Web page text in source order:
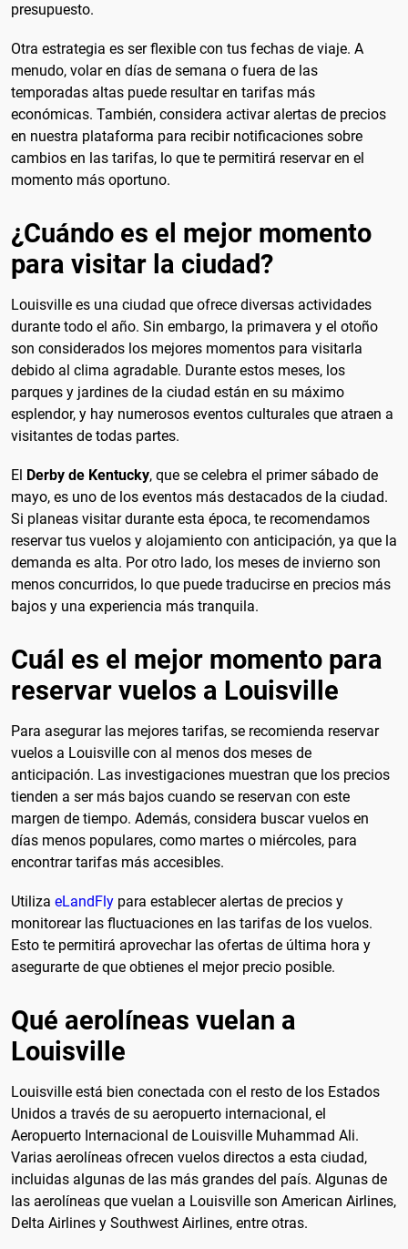
presupuesto.
Otra estrategia es ser flexible con tus fechas de viaje. A
menudo, volar en días de semana o fuera de las
temporadas altas puede resultar en tarifas más
económicas. También, considera activar alertas de precios
en nuestra plataforma para recibir notificaciones sobre
cambios en las tarifas, lo que te permitirá reservar en el
momento más oportuno.
¿Cuándo es el mejor momento
para visitar la ciudad?
Louisville es una ciudad que ofrece diversas actividades
durante todo el año. Sin embargo, la primavera y el otoño
son considerados los mejores momentos para visitarla
debido al clima agradable. Durante estos meses, los
parques y jardines de la ciudad están en su máximo
esplendor, y hay numerosos eventos culturales que atraen a
visitantes de todas partes.
El Derby de Kentucky, que se celebra el primer sábado de
mayo, es uno de los eventos más destacados de la ciudad.
Si planeas visitar durante esta época, te recomendamos
reservar tus vuelos y alojamiento con anticipación, ya que la
demanda es alta. Por otro lado, los meses de invierno son
menos concurridos, lo que puede traducirse en precios más
bajos y una experiencia más tranquila.
Cuál es el mejor momento para
reservar vuelos a Louisville
Para asegurar las mejores tarifas, se recomienda reservar
vuelos a Louisville con al menos dos meses de
anticipación. Las investigaciones muestran que los precios
tienden a ser más bajos cuando se reservan con este
margen de tiempo. Además, considera buscar vuelos en
días menos populares, como martes o miércoles, para
encontrar tarifas más accesibles.
Utiliza eLandFly para establecer alertas de precios y
monitorear las fluctuaciones en las tarifas de los vuelos.
Esto te permitirá aprovechar las ofertas de última hora y
asegurarte de que obtienes el mejor precio posible.
Qué aerolíneas vuelan a
Louisville
Louisville está bien conectada con el resto de los Estados
Unidos a través de su aeropuerto internacional, el
Aeropuerto Internacional de Louisville Muhammad Ali.
Varias aerolíneas ofrecen vuelos directos a esta ciudad,
incluidas algunas de las más grandes del país. Algunas de
las aerolíneas que vuelan a Louisville son American Airlines,
Delta Airlines y Southwest Airlines, entre otras.